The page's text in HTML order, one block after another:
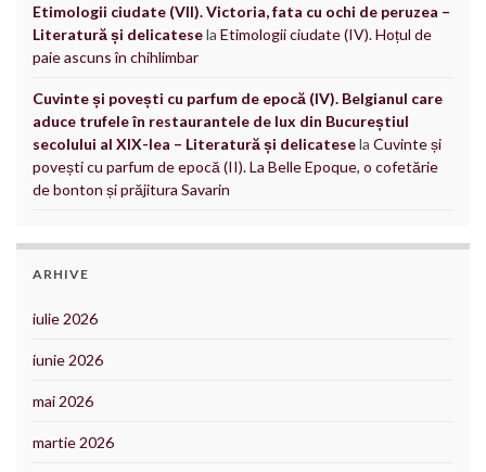
Etimologii ciudate (VII). Victoria, fata cu ochi de peruzea –
Literatură și delicatesela Etimologii ciudate (IV). Hoțul de
paie ascuns în chihlimbar
Cuvinte și povești cu parfum de epocă (IV). Belgianul care
aduce trufele în restaurantele de lux din Bucureștiul
secolului al XIX-lea – Literatură și delicatesela Cuvinte și
povești cu parfum de epocă (II). La Belle Epoque, o cofetărie
de bonton și prăjitura Savarin
ARHIVE
iulie 2026
iunie 2026
mai 2026
martie 2026